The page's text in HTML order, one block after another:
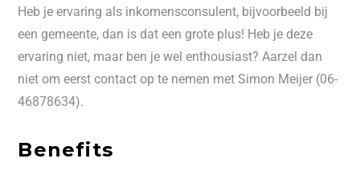
Heb je ervaring als inkomensconsulent, bijvoorbeeld bij
een gemeente, dan is dat een grote plus! Heb je deze
ervaring niet, maar ben je wel enthousiast? Aarzel dan
niet om eerst contact op te nemen met Simon Meijer (06-
46878634).
Benefits